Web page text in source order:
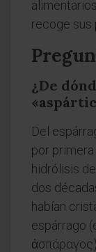
recoge sus
¿De
Del
por
hidrólisis
dos
habían
espárrago